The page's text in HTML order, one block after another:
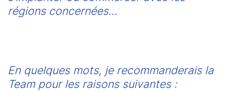
régions concernées…
En quelques mots, je recommanderais la
Team pour les raisons suivantes :